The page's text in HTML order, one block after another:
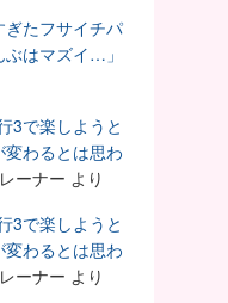
ぎたフサイチパ
はマズイ…」
3で楽しようと
わるとは思わ
ーナー より
3で楽しようと
わるとは思わ
ーナー より